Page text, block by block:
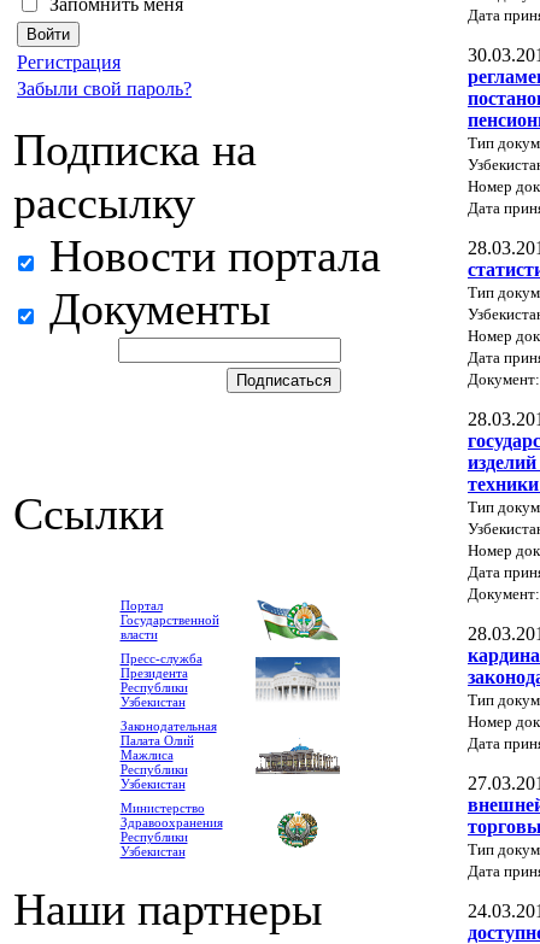
Запомнить меня
Регистрация
Забыли свой пароль?
Подписка на
рассылку
Новости портала
Документы
Ссылки
Портал
Государственной
власти
Пресс-служба
Президента
Республики
Узбекистан
Законодательная
Палата Олий
Мажлиса
Республики
Узбекистан
Министерство
Здравоохранения
Республики
Узбекистан
Наши партнеры
Дата
Тип
Номер
Дата
Тип
Номер
Дата
Тип
Номер
Дата
Тип
Номер
Дата
Тип
Дата